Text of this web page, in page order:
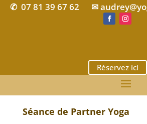
✆ 07 81 39 67 62 ✉
Réservez ici
Séance de Partner Yoga